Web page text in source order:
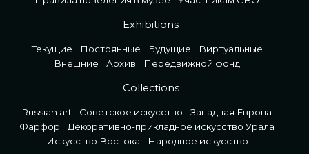
Exhibitions
Текущие Постоянные Будущие
Виртуальные
Внешние
Архив Передвижной фонд
Collections
Russian art Советское искусство
Западная Европа
Фарфор
Декоративно-прикладное искусство Урала
Искусство Востока
Народное искусство